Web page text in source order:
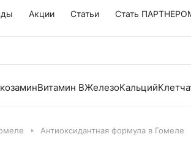
Акции Статьи Стать
Витамин BЖелезоКальций
Антиоксидантная формула в Гомеле